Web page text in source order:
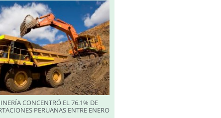
CONCENTRÓ EL 76.1% DE
PERUANAS ENTRE ENERO